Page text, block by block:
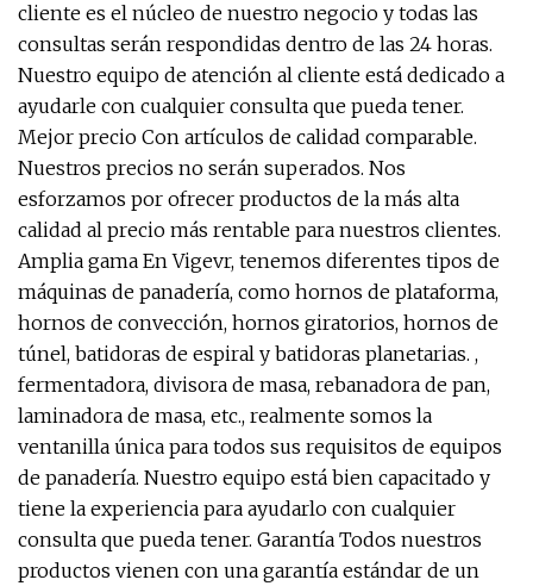
cliente es el núcleo de nuestro negocio y todas las
consultas serán respondidas dentro de las 24 horas.
Nuestro equipo de atención al cliente está dedicado a
ayudarle con cualquier consulta que pueda tener.
Mejor precio Con artículos de calidad comparable.
Nuestros precios no serán superados. Nos
esforzamos por ofrecer productos de la más alta
calidad al precio más rentable para nuestros clientes.
Amplia gama En Vigevr, tenemos diferentes tipos de
máquinas de panadería, como hornos de plataforma,
hornos de convección, hornos giratorios, hornos de
túnel, batidoras de espiral y batidoras planetarias. ,
fermentadora, divisora ​​de masa, rebanadora de pan,
laminadora de masa, etc., realmente somos la
ventanilla única para todos sus requisitos de equipos
de panadería. Nuestro equipo está bien capacitado y
tiene la experiencia para ayudarlo con cualquier
consulta que pueda tener. Garantía Todos nuestros
productos vienen con una garantía estándar de un